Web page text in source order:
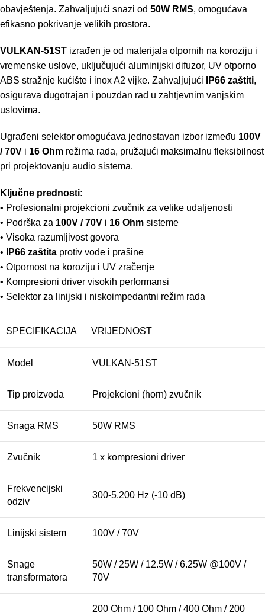
obavještenja. Zahvaljujući snazi od 50W RMS, omogućava
efikasno pokrivanje velikih prostora.
VULKAN-51ST izrađen je od materijala otpornih na koroziju i
vremenske uslove, uključujući aluminijski difuzor, UV otporno
ABS stražnje kućište i inox A2 vijke. Zahvaljujući
IP66 zaštiti,
osigurava dugotrajan i pouzdan rad u zahtjevnim vanjskim
uslovima.
Ugrađeni selektor omogućava jednostavan izbor između 100V
/ 70V i 16 Ohm režima rada, pružajući maksimalnu fleksibilnost
pri projektovanju audio sistema.
Ključne prednosti:
• Profesionalni projekcioni zvučnik za velike udaljenosti
• Podrška za 100V / 70V i 16 Ohm sisteme
• Visoka razumljivost govora
•
IP66 zaštita protiv vode i prašine
• Otpornost na koroziju i UV zračenje
• Kompresioni driver visokih performansi
• Selektor za linijski i niskoimpedantni režim rada
SPECIFIKACIJA VRIJEDNOST
Model VULKAN-51ST
Tip proizvoda Projekcioni (horn) zvučnik
Snaga RMS 50W RMS
Zvučnik 1 x kompresioni driver
Frekvencijski
odziv
300-5.200 Hz (-10 dB)
Linijski sistem 100V / 70V
Snage
transformatora
50W / 25W / 12.5W / 6.25W @100V /
70V
200 Ohm / 100 Ohm / 400 Ohm / 200